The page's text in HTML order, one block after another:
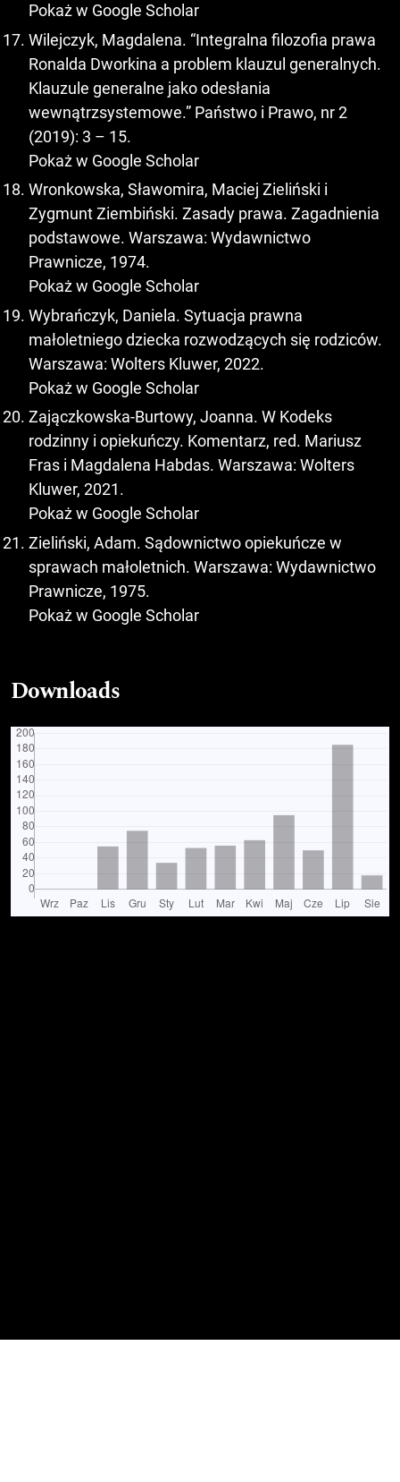
Pokaż w Google Scholar
Wilejczyk, Magdalena. “Integralna filozofia prawa
Ronalda Dworkina a problem klauzul generalnych.
Klauzule generalne jako odesłania
wewnątrzsystemowe.” Państwo i Prawo, nr 2
(2019): 3 – 15.
Pokaż w Google Scholar
Wronkowska, Sławomira, Maciej Zieliński i
Zygmunt Ziembiński. Zasady prawa. Zagadnienia
podstawowe. Warszawa: Wydawnictwo
Prawnicze, 1974.
Pokaż w Google Scholar
Wybrańczyk, Daniela. Sytuacja prawna
małoletniego dziecka rozwodzących się rodziców.
Warszawa: Wolters Kluwer, 2022.
Pokaż w Google Scholar
Zajączkowska-Burtowy, Joanna. W Kodeks
rodzinny i opiekuńczy. Komentarz, red. Mariusz
Fras i Magdalena Habdas. Warszawa: Wolters
Kluwer, 2021.
Pokaż w Google Scholar
Zieliński, Adam. Sądownictwo opiekuńcze w
sprawach małoletnich. Warszawa: Wydawnictwo
Prawnicze, 1975.
Pokaż w Google Scholar
Downloads